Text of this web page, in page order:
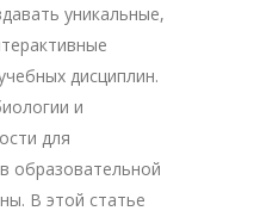
уникальные,
дисциплин.
и
для
образовательной
В этой статье